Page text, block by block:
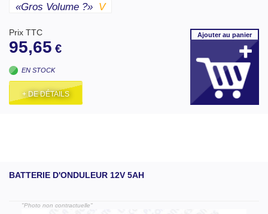
«gros Volume ?» V
Prix TTC
95,65 €
EN STOCK
+ DE DÉTAILS
Ajouterau panier
BATTERIE D'ONDULEUR 12V 5AH
"Photo non contractuelle"